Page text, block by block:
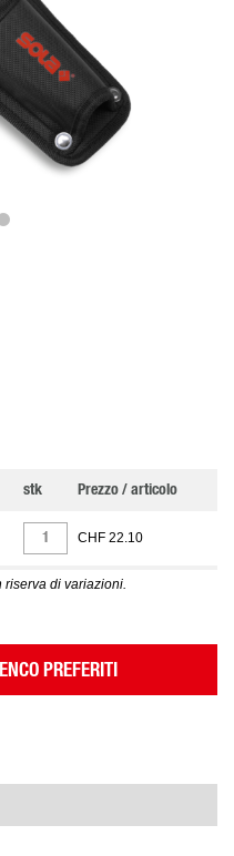
stk Prezzo / articolo
CHF 22.10
riserva di variazioni.
PREFERITI